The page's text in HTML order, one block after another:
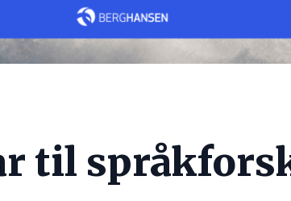
til